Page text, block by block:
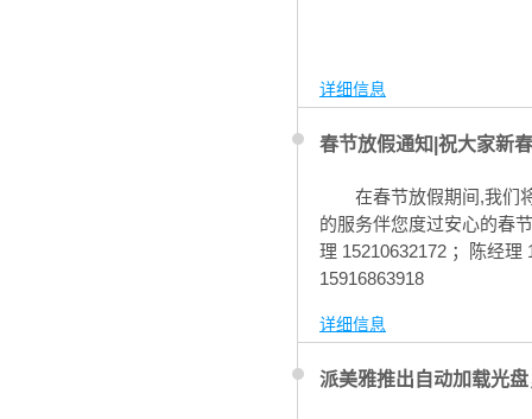
详细信息
春节放假通知|祝大家新
在春节放假期间,我们
的服务伴您度过安心的春
理 15210632172 ；陈经理
15916863918
详细信息
派美雅推出自动加载光